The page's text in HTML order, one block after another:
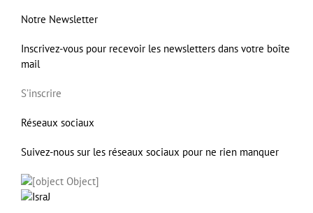
Notre Newsletter
Inscrivez-vous pour recevoir les newsletters dans votre boîte
mail
S’inscrire
Réseaux sociaux
Suivez-nous sur les réseaux sociaux pour ne rien manquer